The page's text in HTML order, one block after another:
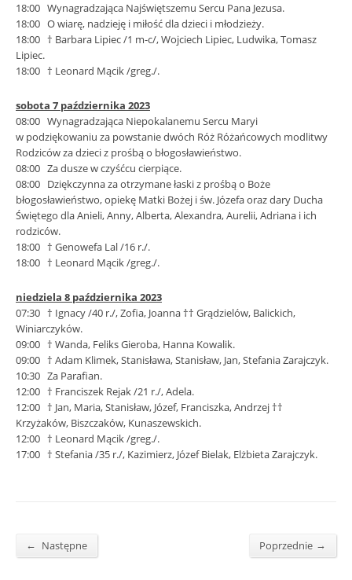
18:00 Wynagradzająca Najświętszemu Sercu Pana Jezusa.
18:00 O wiarę, nadzieję i miłość dla dzieci i młodzieży.
18:00 † Barbara Lipiec /1 m-c/, Wojciech Lipiec, Ludwika, Tomasz
Lipiec.
18:00 † Leonard Mącik /greg./.
sobota 7 października 2023
08:00 Wynagradzająca Niepokalanemu Sercu Maryi
w podziękowaniu za powstanie dwóch Róż Różańcowych modlitwy
Rodziców za dzieci z prośbą o błogosławieństwo.
08:00 Za dusze w czyśćcu cierpiące.
08:00 Dziękczynna za otrzymane łaski z prośbą o Boże
błogosławieństwo, opiekę Matki Bożej i św. Józefa oraz dary Ducha
Świętego dla Anieli, Anny, Alberta, Alexandra, Aurelii, Adriana i ich
rodziców.
18:00 † Genowefa Lal /16 r./.
18:00 † Leonard Mącik /greg./.
niedziela 8 października 2023
07:30 † Ignacy /40 r./, Zofia, Joanna †† Grądzielów, Balickich,
Winiarczyków.
09:00 † Wanda, Feliks Gieroba, Hanna Kowalik.
09:00 † Adam Klimek, Stanisława, Stanisław, Jan, Stefania Zarajczyk.
10:30 Za Parafian.
12:00 † Franciszek Rejak /21 r./, Adela.
12:00 † Jan, Maria, Stanisław, Józef, Franciszka, Andrzej ††
Krzyżaków, Biszczaków, Kunaszewskich.
12:00 † Leonard Mącik /greg./.
17:00 † Stefania /35 r./, Kazimierz, Józef Bielak, Elżbieta Zarajczyk.
← Następne Poprzednie →